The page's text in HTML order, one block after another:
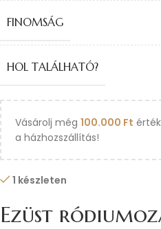
FINOMSÁG
HOL TALÁLHATÓ?
Vásárolj még 100.000 Ft
a házhozszállítás!
1 készleten
Ezüst